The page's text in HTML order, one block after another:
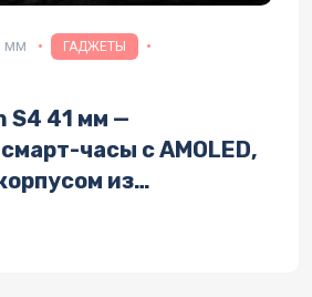
мм ГАДЖЕТЫ
S4 41 мм —
часы с AMOLED,
из